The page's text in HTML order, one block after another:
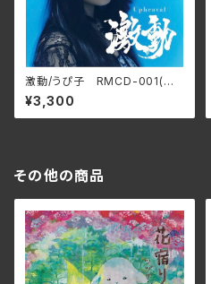
激動/うぴ子 RMCD-001(仕
様:CD)
¥3,300
その他の商品